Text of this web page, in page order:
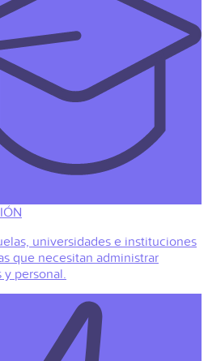
universidades e instituciones
que necesitan administrar
personal.